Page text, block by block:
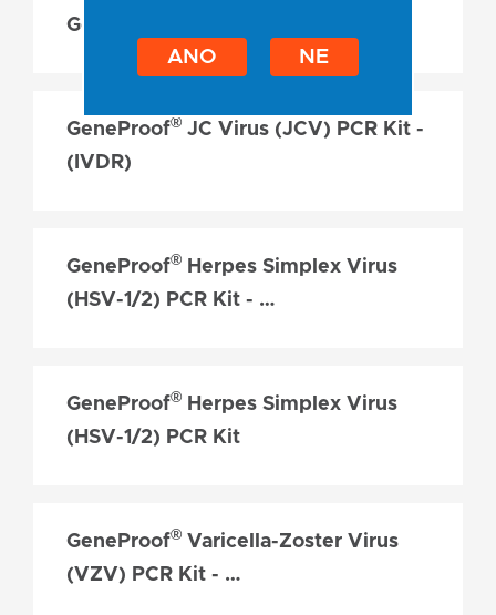
GeneProof
GeneProof® JC Virus (JCV) PCR Kit -
(IVDR)
GeneProof® Herpes Simplex Virus
(HSV-1/2) PCR Kit - …
GeneProof® Herpes Simplex Virus
(HSV-1/2) PCR Kit
GeneProof® Varicella-Zoster Virus
(VZV) PCR Kit - …
ANO NE